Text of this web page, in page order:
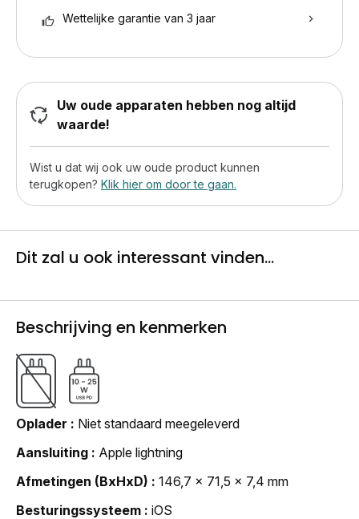
Wettelijke garantie van 3 jaar
Uw oude apparaten hebben nog altijd
waarde!
Wist u dat wij ook uw oude product kunnen
terugkopen? Klik hier om door te gaan.
Dit zal u ook interessant vinden...
Beschrijving en kenmerken
Oplader
Niet standaard meegeleverd
Aansluiting
Apple lightning
Afmetingen (BxHxD)
146,7 x 71,5 x 7,4 mm
Besturingssysteem
iOS